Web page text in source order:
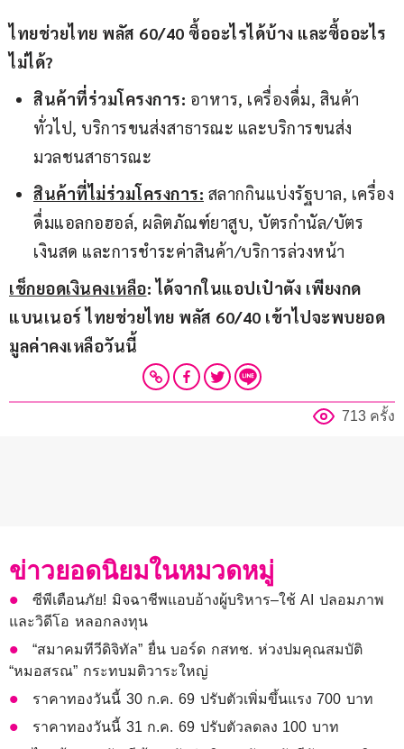
ไทยช่วยไทย พลัส 60/40 ซื้ออะไรได้บ้าง และซื้ออะไร
ไม่ได้?
สินค้าที่ร่วมโครงการ: อาหาร, เครื่องดื่ม, สินค้า
ทั่วไป, บริการขนส่งสาธารณะ และบริการขนส่ง
มวลชนสาธารณะ
สินค้าที่ไม่ร่วมโครงการ: สลากกินแบ่งรัฐบาล, เครื่อง
ดื่มแอลกอฮอล์, ผลิตภัณฑ์ยาสูบ, บัตรกำนัล/บัตร
เงินสด และการชำระค่าสินค้า/บริการล่วงหน้า
เช็กยอดเงินคงเหลือ: ได้จากในแอปเป๋าตัง เพียงกด
แบนเนอร์ ไทยช่วยไทย พลัส 60/40 เข้าไปจะพบยอด
มูลค่าคงเหลือวันนี้
713 ครั้ง
ข่าวยอดนิยมในหมวดหมู่
ซีพีเตือนภัย! มิจฉาชีพแอบอ้างผู้บริหาร–ใช้ AI ปลอมภาพ
และวิดีโอ หลอกลงทุน
“สมาคมทีวีดิจิทัล” ยื่น บอร์ด กสทช. ห่วงปมคุณสมบัติ
“หมอสรณ” กระทบมติวาระใหญ่
ราคาทองวันนี้ 30 ก.ค. 69 ปรับตัวเพิ่มขึ้นแรง 700 บาท
ราคาทองวันนี้ 31 ก.ค. 69 ปรับตัวลดลง 100 บาท